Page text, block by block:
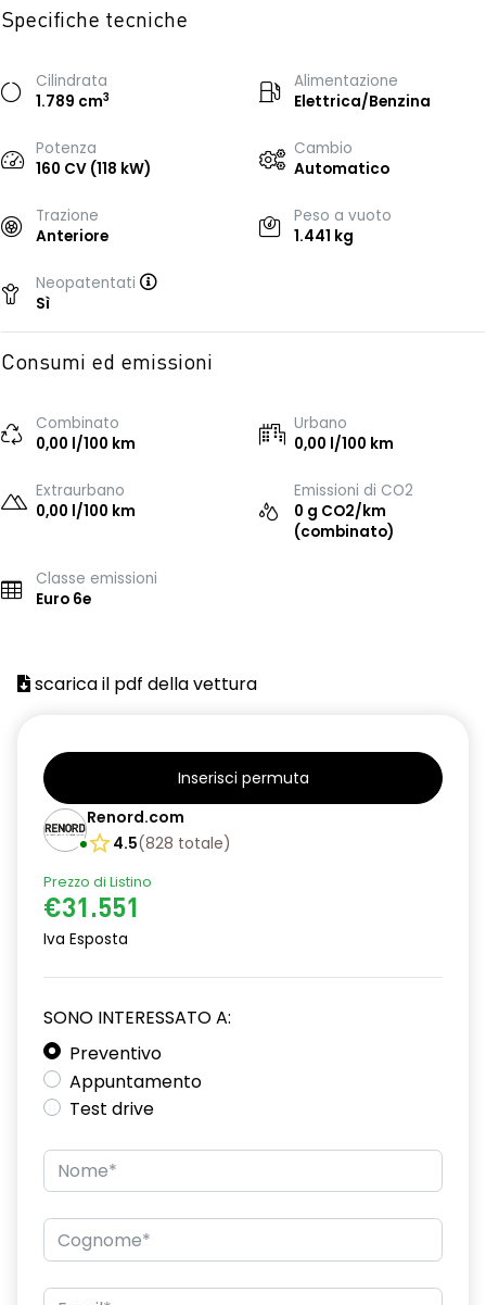
Specifiche tecniche
Cilindrata
1.789 cm3
Alimentazione
Elettrica/Benzina
Potenza
160 CV (118 kW)
Cambio
Automatico
Trazione
Anteriore
Peso a vuoto
1.441 kg
Neopatentati
Sì
Consumi ed emissioni
Combinato
0,00 l/100 km
Urbano
0,00 l/100 km
Extraurbano
0,00 l/100 km
Emissioni di CO2
0 g CO2/km
(combinato)
Classe emissioni
Euro 6e
scarica il pdf della vettura
Inserisci permuta
Renord.com
4.5(828 totale)
Prezzo di Listino
€31.551
Iva Esposta
SONO INTERESSATO A:
Preventivo
Appuntamento
Test drive